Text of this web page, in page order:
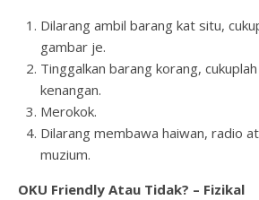
Dilarang ambil barang kat situ,
gambar je.
Tinggalkan barang korang,
kenangan.
Merokok.
Dilarang membawa haiwan, radio
muzium.
OKU Friendly Atau Tidak? – Fizikal